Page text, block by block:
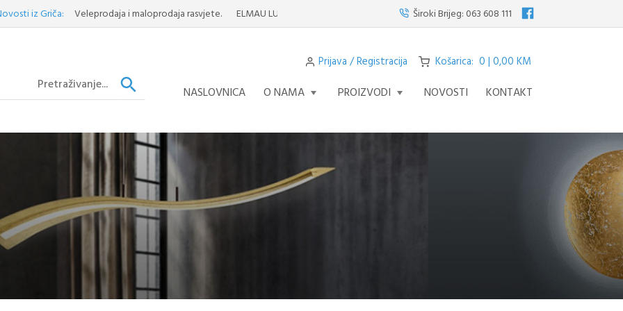
Griča:Veleprodaja i maloprodaja rasvjete. ELMAU LUSTER Otkrijte visilicu s četiri svjetla iz serije STREAM – fascinantno remek djelo koje
Široki Brijeg: 063 608 111
Prijava / Registracija Košarica: 0 | 0,00 KM
NASLOVNICA O NAMA PROIZVODI NOVOSTI KONTAKT